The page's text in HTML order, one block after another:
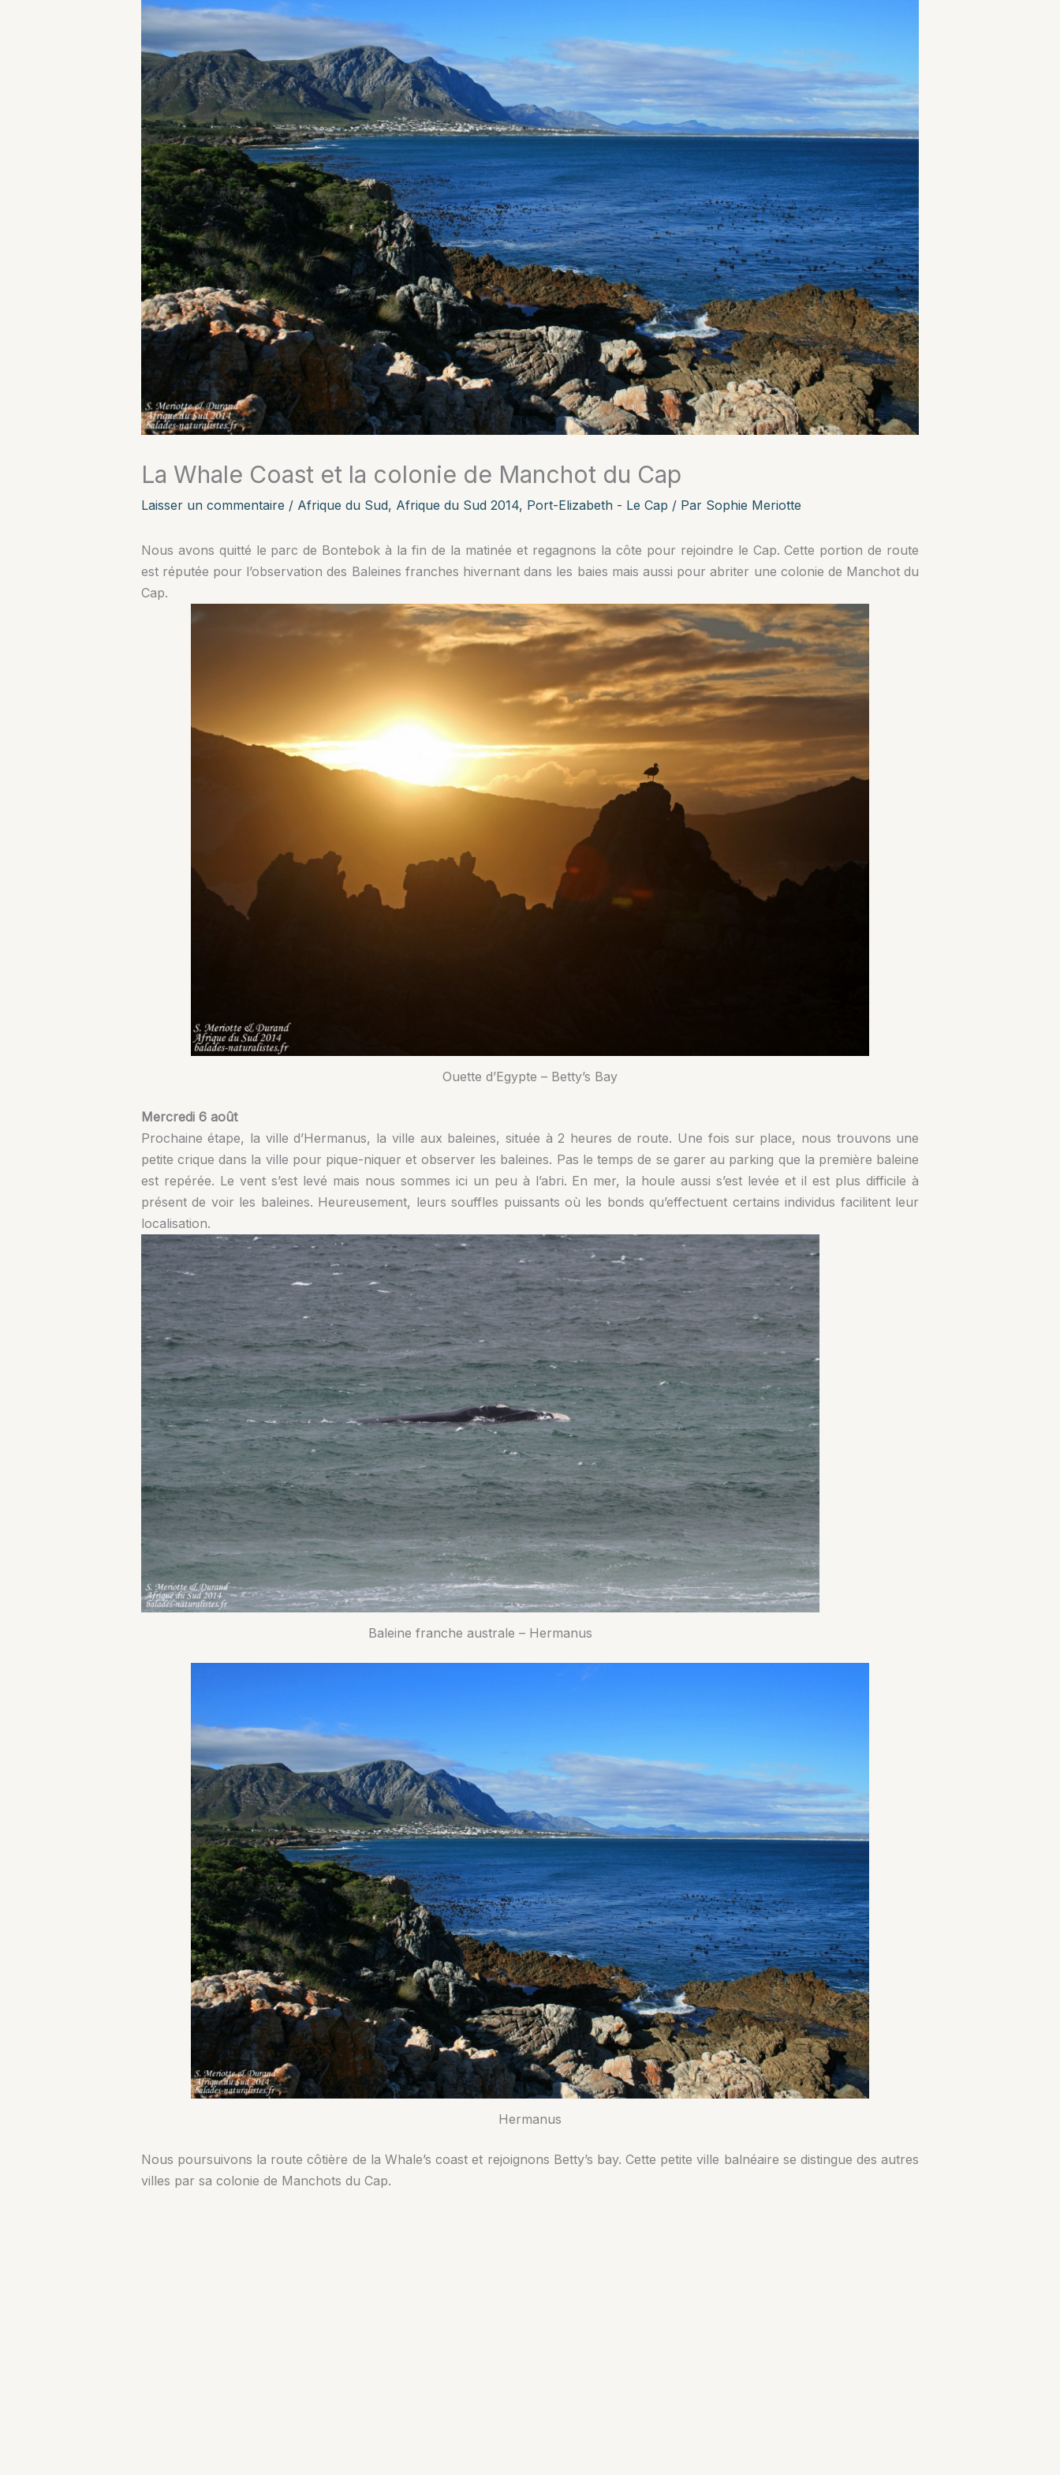
La Whale Coast et la colonie de Manchot du Cap
Laisser un commentaire / Afrique du Sud, Afrique du Sud 2014, Port-Elizabeth - Le Cap / Par Sophie Meriotte
Nous avons quitté le parc de Bontebok à la fin de la matinée et regagnons la côte pour rejoindre le Cap. Cette portion de route
est réputée pour l’observation des Baleines franches hivernant dans les baies mais aussi pour abriter une colonie de Manchot du
Cap.
Ouette d’Egypte – Betty’s Bay
Mercredi 6 août
Prochaine étape, la ville d’Hermanus, la ville aux baleines, située à 2 heures de route. Une fois sur place, nous trouvons une
petite crique dans la ville pour pique-niquer et observer les baleines. Pas le temps de se garer au parking que la première baleine
est repérée. Le vent s’est levé mais nous sommes ici un peu à l’abri. En mer, la houle aussi s’est levée et il est plus difficile à
présent de voir les baleines. Heureusement, leurs souffles puissants où les bonds qu’effectuent certains individus facilitent leur
localisation.
Baleine franche australe – Hermanus
Hermanus
Nous poursuivons la route côtière de la Whale’s coast et rejoignons Betty’s bay. Cette petite ville balnéaire se distingue des autres
villes par sa colonie de Manchots du Cap.